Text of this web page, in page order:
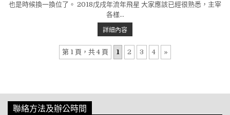
也是時候換一換位了。 2018戊戌年流年飛星 大家應該已經很熟悉，主宰
各樣…
詳細內容2018戊戌狗年流年飛星
第 1 頁，共 4 頁 1 2 3 4 »
聯絡方法及辦公時間